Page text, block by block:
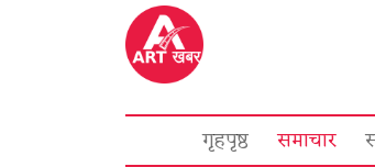
गृहपृष्ठ समाचार